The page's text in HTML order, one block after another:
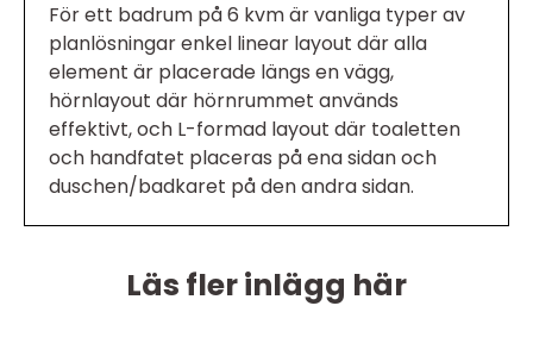
För ett badrum på 6 kvm är vanliga typer av
planlösningar enkel linear layout där alla
element är placerade längs en vägg,
hörnlayout där hörnrummet används
effektivt, och L-formad layout där toaletten
och handfatet placeras på ena sidan och
duschen/badkaret på den andra sidan.
Läs fler inlägg här